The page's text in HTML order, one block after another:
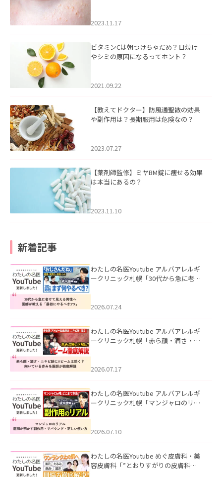
2023.11.17
ビタミンCは朝つけちゃだめ？日焼け
やシミの原因になるってホント？
2021.09.22
【教えてドクター】防風通聖散の効果
や副作用は？長期服用は危険なの？
2023.07.27
【薬剤師監修】ミヤBM錠に痩せる効果
は本当にあるの？
2023.11.10
新着記事
わたしの名医Youtube アルバアレルギ
ークリニック札幌「30代から急に老け
た。
2026.07.24
わたしの名医Youtube アルバアレルギ
ークリニック札幌「赤ら顔・酒さ・ニ
した。
2026.07.17
わたしの名医Youtube アルバアレルギ
ークリニック札幌「マンジャロのリア
た。
2026.07.10
わたしの名医Youtube めぐ皮膚科・美
容皮膚科「”とおりすがりの皮膚科